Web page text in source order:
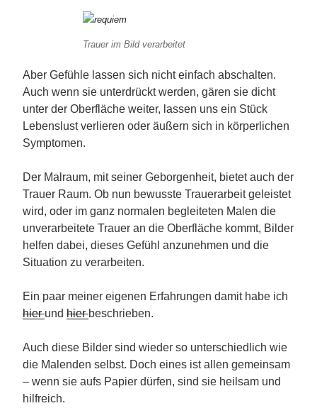
Trauer im Bild verarbeitet
Aber Gefühle lassen sich nicht einfach abschalten.
Auch wenn sie unterdrückt werden, gären sie dicht
unter der Oberfläche weiter, lassen uns ein Stück
Lebenslust verlieren oder äußern sich in körperlichen
Symptomen.
Der Malraum, mit seiner Geborgenheit, bietet auch der
Trauer Raum. Ob nun bewusste Trauerarbeit geleistet
wird, oder im ganz normalen begleiteten Malen die
unverarbeitete Trauer an die Oberfläche kommt, Bilder
helfen dabei, dieses Gefühl anzunehmen und die
Situation zu verarbeiten.
Ein paar meiner eigenen Erfahrungen damit habe ich
hierund hierbeschrieben.
Auch diese Bilder sind wieder so unterschiedlich wie
die Malenden selbst. Doch eines ist allen gemeinsam
– wenn sie aufs Papier dürfen, sind sie heilsam und
hilfreich.